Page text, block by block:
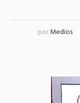
porMedios